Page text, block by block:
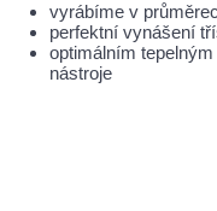
vyrábíme v
perfektní vynášení
optimálním
nástroje